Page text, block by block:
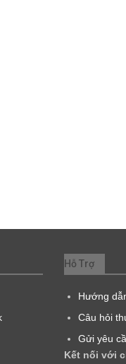
Hỗ Trợ
Hướng
Câu hỏi
Gửi yêu
Kết nối với